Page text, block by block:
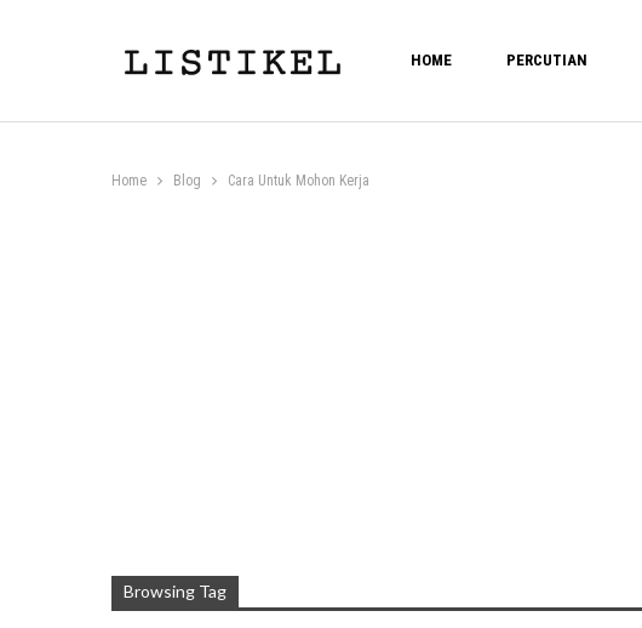
HOME PERCUTIAN
Home Blog Cara Untuk Mohon Kerja
Browsing Tag